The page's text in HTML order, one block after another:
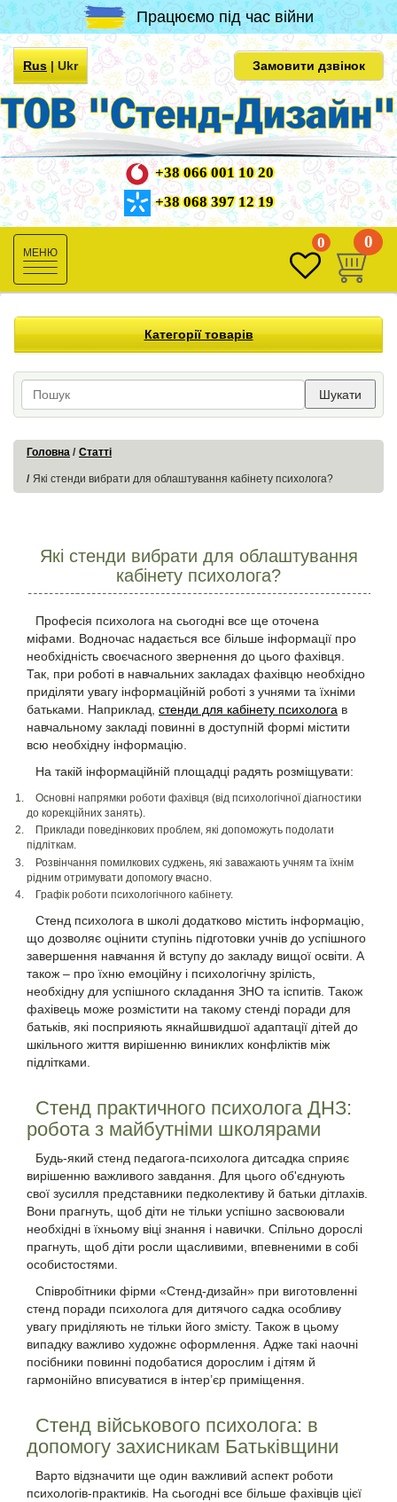
Працюємо під час війни
Rus|Ukr Замовити дзвінок
+38 066 001 10 20
+38 068 397 12 19
Toggle
navigation
0 0
Категорії товарів
Шукати
Головна Статті
Які стенди вибрати для облаштування кабінету психолога?
Які стенди вибрати для облаштування
кабінету психолога?
Професія психолога на сьогодні все ще оточена
міфами. Водночас надається все більше інформації про
необхідність своєчасного звернення до цього фахівця.
Так, при роботі в навчальних закладах фахівцю необхідно
приділяти увагу інформаційній роботі з учнями та їхніми
батьками. Наприклад, стенди для кабінету психолога в
навчальному закладі повинні в доступній формі містити
всю необхідну інформацію.
На такій інформаційній площадці радять розміщувати:
Основні напрямки роботи фахівця (від психологічної діагностики
до корекційних занять).
Приклади поведінкових проблем, які допоможуть подолати
підліткам.
Розвінчання помилкових суджень, які заважають учням та їхнім
рідним отримувати допомогу вчасно.
Графік роботи психологічного кабінету.
Стенд психолога в школі додатково містить інформацію,
що дозволяє оцінити ступінь підготовки учнів до успішного
завершення навчання й вступу до закладу вищої освіти. А
також – про їхню емоційну і психологічну зрілість,
необхідну для успішного складання ЗНО та іспитів. Також
фахівець може розмістити на такому стенді поради для
батьків, які посприяють якнайшвидшої адаптації дітей до
шкільного життя вирішенню виниклих конфліктів між
підлітками.
Стенд практичного психолога ДНЗ:
робота з майбутніми школярами
Будь-який стенд педагога-психолога дитсадка сприяє
вирішенню важливого завдання. Для цього об'єднують
свої зусилля представники педколективу й батьки дітлахів.
Вони прагнуть, щоб діти не тільки успішно засвоювали
необхідні в їхньому віці знання і навички. Спільно дорослі
прагнуть, щоб діти росли щасливими, впевненими в собі
особистостями.
Співробітники фірми «Стенд-дизайн» при виготовленні
стенд поради психолога для дитячого садка особливу
увагу приділяють не тільки його змісту. Також в цьому
випадку важливо художнє оформлення. Адже такі наочні
посібники повинні подобатися дорослим і дітям й
гармонійно вписуватися в інтер’єр приміщення.
Стенд військового психолога: в
допомогу захисникам Батьківщини
Варто відзначити ще один важливий аспект роботи
психологів-практиків. На сьогодні все більше фахівців цієї